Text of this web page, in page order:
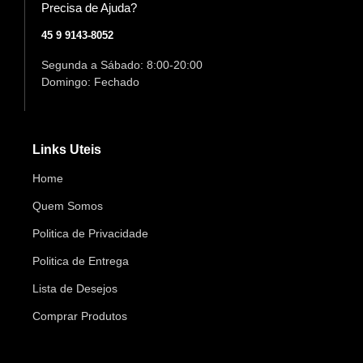
Precisa de Ajuda?
45 9 9143-8052
Segunda a Sábado: 8:00-20:00
Domingo: Fechado
Links Uteis
Home
Quem Somos
Politica de Privacidade
Politica de Entrega
Lista de Desejos
Comprar Produtos